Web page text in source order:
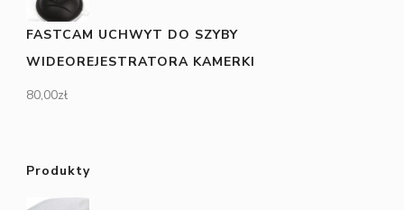
FASTCAM UCHWYT DO SZYBY
WIDEOREJESTRATORA KAMERKI
80,00zł
Produkty